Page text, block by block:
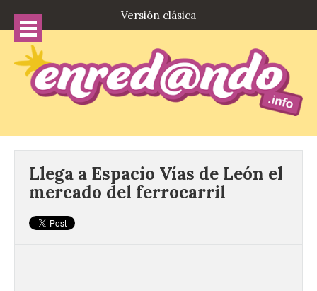
Versión clásica
Llega a Espacio Vías de León el
mercado del ferrocarril